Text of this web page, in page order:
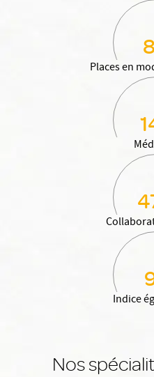
Places en
Indice
Nos